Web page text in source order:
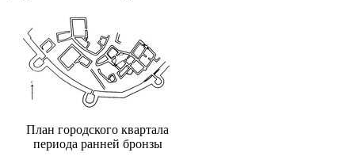
План городского квартала
периода ранней бронзы